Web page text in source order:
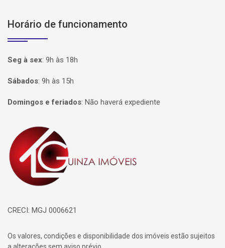
Horário de funcionamento
Seg à sex: 9h às 18h
Sábados: 9h às 15h
Domingos e feriados: Não haverá expediente
Página inicial
CRECI: MGJ 0006621
Os valores, condições e disponibilidade dos imóveis estão sujeitos